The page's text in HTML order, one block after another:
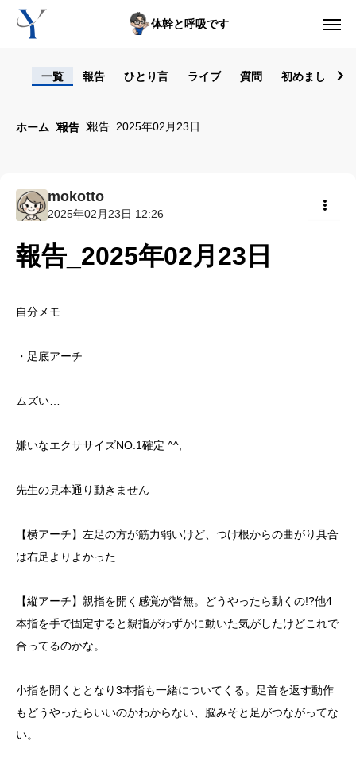
体幹と呼吸です
一覧 報告 ひとり言 ライブ 質問 初めまして！
ホーム 報告 報告_2025年02月23日
mokotto
2025年02月23日 12:26
報告_2025年02月23日
自分メモ
・足底アーチ
ムズい…
嫌いなエクササイズNO.1確定 ^^;
先生の見本通り動きません
【横アーチ】左足の方が筋力弱いけど、つけ根からの曲がり具合
は右足よりよかった
【縦アーチ】親指を開く感覚が皆無。どうやったら動くの!?他4
本指を手で固定すると親指がわずかに動いた気がしたけどこれで
合ってるのかな。
小指を開くととなり3本指も一緒についてくる。足首を返す動作
もどうやったらいいのかわからない、脳みそと足がつながってな
い。
ライブレッスン
入会方法
トップ画面ガイド